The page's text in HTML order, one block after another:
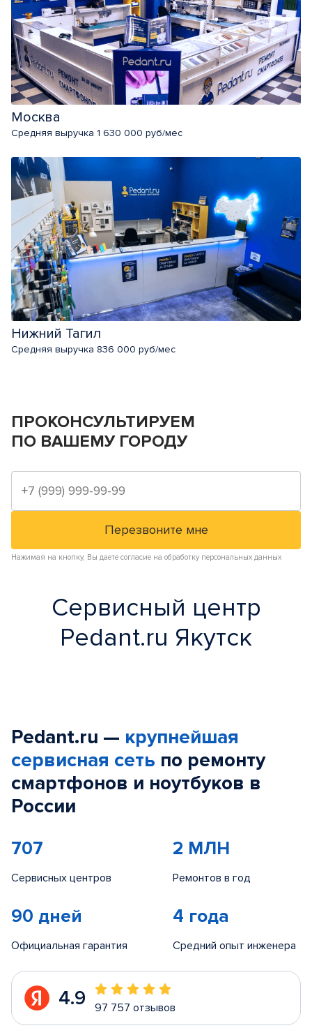
Москва
Средняя выручка 1 630 000 руб/мес
Нижний Тагил
Средняя выручка 836 000 руб/мес
ПРОКОНСУЛЬТИРУЕМ
ПО ВАШЕМУ ГОРОДУ
Нажимая на кнопку, Вы даете согласие на обработку персональных данных
Сервисный центр
Pedant.ru Якутск
Pedant.ru — крупнейшая
сервисная сеть по ремонту
смартфонов и ноутбуков в
России
707
Сервисных центров
2 МЛН
Ремонтов в год
90 дней
Официальная гарантия
4 года
Средний опыт инженера
4.9 97 757 отзывов